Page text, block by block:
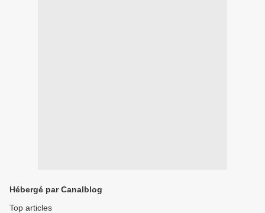
Hébergé par Canalblog
Top articles